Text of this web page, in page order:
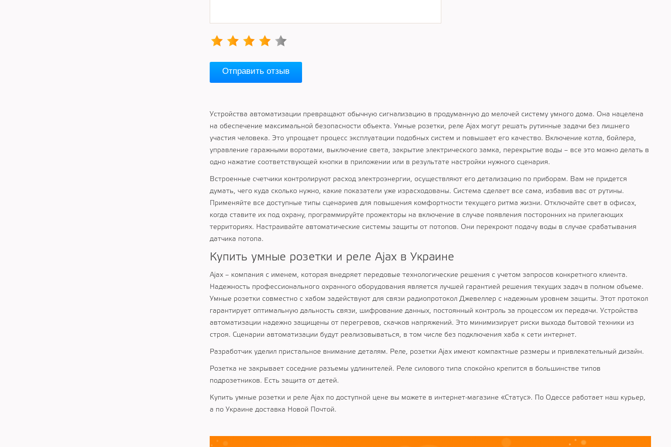
Устройства автоматизации превращают обычную сигнализацию в продуманную до мелочей систему умного дома. Она нацелена
на обеспечение максимальной безопасности объекта. Умные розетки, реле Ajax могут решать рутинные задачи без лишнего
участия человека. Это упрощает процесс эксплуатации подобных систем и повышает его качество. Включение котла, бойлера,
управление гаражными воротами, выключение света, закрытие электрического замка, перекрытие воды – все это можно делать в
одно нажатие соответствующей кнопки в приложении или в результате настройки нужного сценария.
Встроенные счетчики контролируют расход электроэнергии, осуществляют его детализацию по приборам. Вам не придется
думать, чего куда сколько нужно, какие показатели уже израсходованы. Система сделает все сама, избавив вас от рутины.
Применяйте все доступные типы сценариев для повышения комфортности текущего ритма жизни. Отключайте свет в офисах,
когда ставите их под охрану, программируйте прожекторы на включение в случае появления посторонних на прилегающих
территориях. Настраивайте автоматические системы защиты от потопов. Они перекроют подачу воды в случае срабатывания
датчика потопа.
Купить умные розетки и реле Ajax в Украине
Ajax – компания с именем, которая внедряет передовые технологические решения с учетом запросов конкретного клиента.
Надежность профессионального охранного оборудования является лучшей гарантией решения текущих задач в полном объеме.
Умные розетки совместно с хабом задействуют для связи радиопротокол Джевеллер с надежным уровнем защиты. Этот протокол
гарантирует оптимальную дальность связи, шифрование данных, постоянный контроль за процессом их передачи. Устройства
автоматизации надежно защищены от перегревов, скачков напряжений. Это минимизирует риски выхода бытовой техники из
строя. Сценарии автоматизации будут реализовываться, в том числе без подключения хаба к сети интернет.
Разработчик уделил пристальное внимание деталям. Реле, розетки Ajax имеют компактные размеры и привлекательный дизайн.
Розетка не закрывает соседние разъемы удлинителей. Реле силового типа спокойно крепится в большинстве типов
подрозетников. Есть защита от детей.
Купить умные розетки и реле Ajax по доступной цене вы можете в интернет-магазине «Статус». По Одессе работает наш курьер,
а по Украине доставка Новой Почтой.
Отправить отзыв